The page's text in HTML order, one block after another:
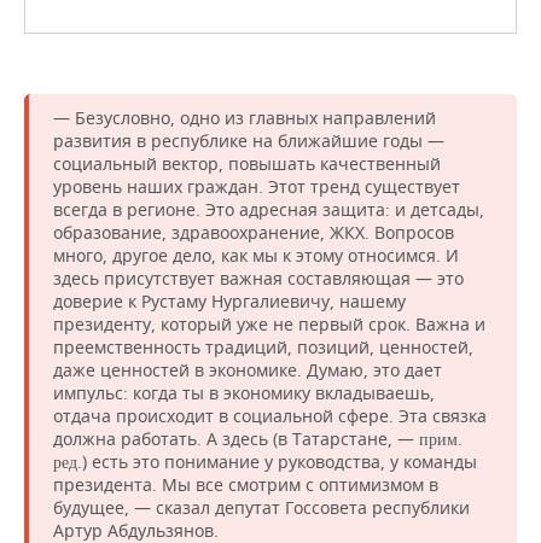
— Безусловно, одно из главных направлений
развития в республике на ближайшие годы —
социальный вектор, повышать качественный
уровень наших граждан. Этот тренд существует
всегда в регионе. Это адресная защита: и детсады,
образование, здравоохранение, ЖКХ. Вопросов
много, другое дело, как мы к этому относимся. И
здесь присутствует важная составляющая — это
доверие к Рустаму Нургалиевичу, нашему
президенту, который уже не первый срок. Важна и
преемственность традиций, позиций, ценностей,
даже ценностей в экономике. Думаю, это дает
импульс: когда ты в экономику вкладываешь,
отдача происходит в социальной сфере. Эта связка
должна работать. А здесь (в Татарстане, — прим.
ред.) есть это понимание у руководства, у команды
президента. Мы все смотрим с оптимизмом в
будущее, — сказал депутат Госсовета республики
Артур Абдульзянов.